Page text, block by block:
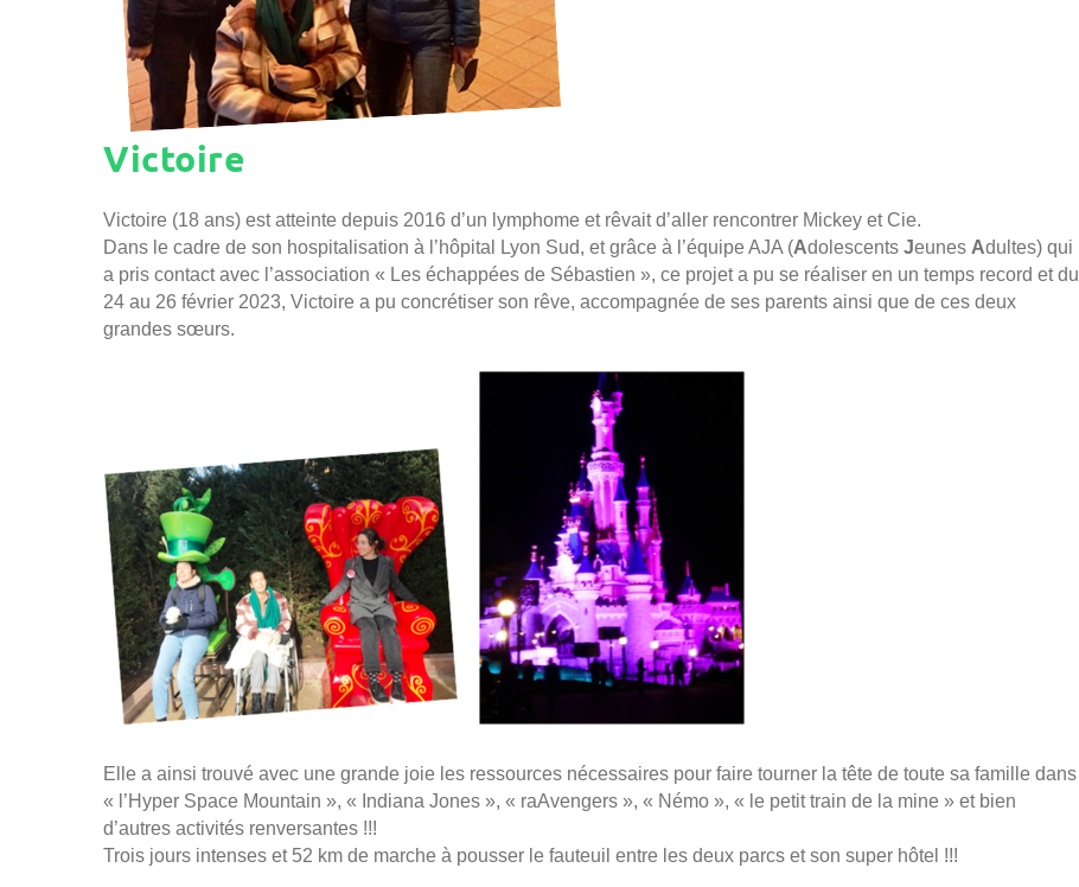
Victoire
Victoire (18 ans) est atteinte depuis 2016 d’un lymphome et rêvait d’aller rencontrer Mickey et Cie.
Dans le cadre de son hospitalisation à l’hôpital Lyon Sud, et grâce à l’équipe AJA (Adolescents Jeunes Adultes) qui
a pris contact avec l’association « Les échappées de Sébastien », ce projet a pu se réaliser en un temps record et du
24 au 26 février 2023, Victoire a pu concrétiser son rêve, accompagnée de ses parents ainsi que de ces deux
grandes sœurs.
Elle a ainsi trouvé avec une grande joie les ressources nécessaires pour faire tourner la tête de toute sa famille dans
« l’Hyper Space Mountain », « Indiana Jones », « raAvengers », « Némo », « le petit train de la mine » et bien
d’autres activités renversantes !!!
Trois jours intenses et 52 km de marche à pousser le fauteuil entre les deux parcs et son super hôtel !!!